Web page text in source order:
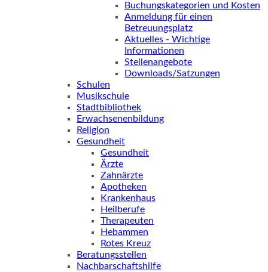
Buchungskategorien und Kosten
Anmeldung für einen
Betreuungsplatz
Aktuelles - Wichtige
Informationen
Stellenangebote
Downloads/Satzungen
Schulen
Musikschule
Stadtbibliothek
Erwachsenenbildung
Religion
Gesundheit
Gesundheit
Ärzte
Zahnärzte
Apotheken
Krankenhaus
Heilberufe
Therapeuten
Hebammen
Rotes Kreuz
Beratungsstellen
Nachbarschaftshilfe